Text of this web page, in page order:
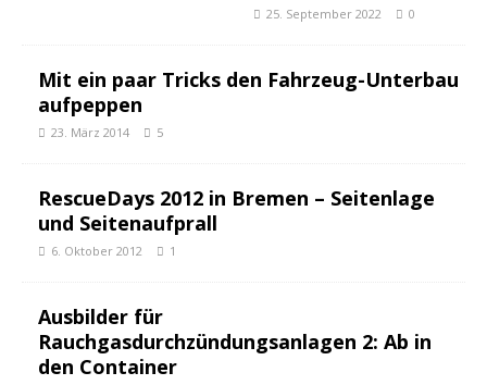
25. September 2022 0
Mit ein paar Tricks den Fahrzeug-Unterbau
aufpeppen
23. März 2014 5
RescueDays 2012 in Bremen – Seitenlage
und Seitenaufprall
6. Oktober 2012 1
Ausbilder für
Rauchgasdurchzündungsanlagen 2: Ab in
den Container